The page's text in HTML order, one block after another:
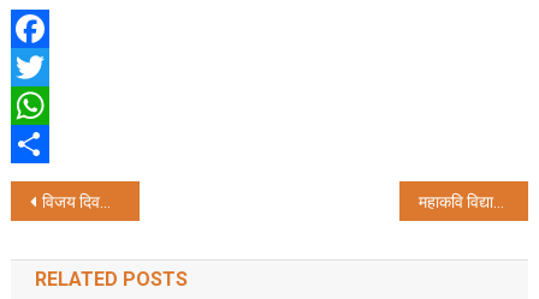
Facebook
Twitter
WhatsApp
Share
Post
navigation
विजय दिवस समारोह में भाग लेने 36 सदस्यीय बांग्लादेशी प्रतिनिधिमंडल कोलकाता आएगा महाकवि विद्यापति की स्मृति में कोलकाता में निकली भव्य कलश शोभा यात्रा, स्वागत को उमड़े लोग
RELATED POSTS